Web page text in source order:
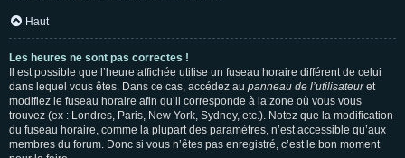
Haut
Les heures ne sont pas correctes !
Il est possible que l’heure affichée utilise un fuseau horaire différent de celui
dans lequel vous êtes. Dans ce cas, accédez au panneau de l’utilisateuret
modifiez le fuseau horaire afin qu’il corresponde à la zone où vous vous
trouvez (ex : Londres, Paris, New York, Sydney, etc.). Notez que la modification
du fuseau horaire, comme la plupart des paramètres, n’est accessible qu’aux
membres du forum. Donc si vous n’êtes pas enregistré, c’est le bon moment